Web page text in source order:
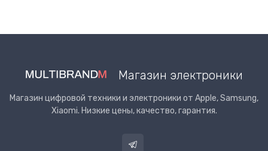
Магазин электроники
Магазин цифровой техники и электроники от Apple, Samsung,
Xiaomi. Низкие цены, качество, гарантия.